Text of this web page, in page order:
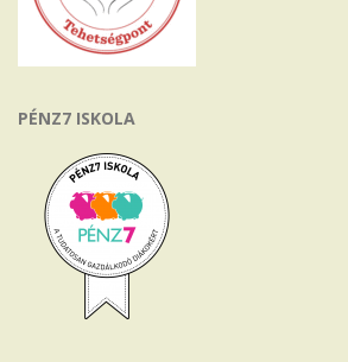
PÉNZ7 ISKOLA